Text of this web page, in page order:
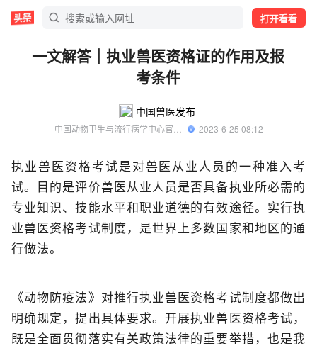
打开看看
一文解答｜执业兽医资格证的作用及报
考条件
中国兽医发布
  2023-6-25 08:12
执业兽医资格考试是对兽医从业人员的一种准入考
试。目的是评价兽医从业人员是否具备执业所必需的
专业知识、技能水平和职业道德的有效途径。实行执
业兽医资格考试制度，是世界上多数国家和地区的通
行做法。
《动物防疫法》对推行执业兽医资格考试制度都做出
明确规定，提出具体要求。开展执业兽医资格考试，
既是全面贯彻落实有关政策法律的重要举措，也是我